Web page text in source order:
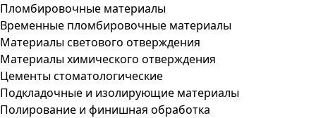
Пломбировочные материалы
Временные пломбировочные материалы
Материалы светового отверждения
Материалы химического отверждения
Цементы стоматологические
Подкладочные и изолирующие материалы
Полирование и финишная обработка